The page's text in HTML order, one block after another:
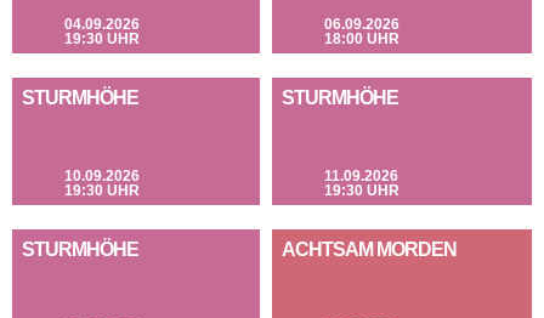
04.09.2026
19:30 UHR
06.09.2026
18:00 UHR
STURMHÖHE
10.09.2026
19:30 UHR
STURMHÖHE
11.09.2026
19:30 UHR
STURMHÖHE ACHTSAM MORDEN